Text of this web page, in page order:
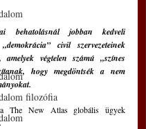
filozófia
behatolásnál jobban kedveli
civil szervezeteinek
végtelen számú „színes
hogy megdöntsék a nem
The New Atlas globális ügyek